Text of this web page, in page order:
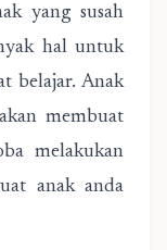
yang susah
hal untuk
belajar. Anak
membuat
melakukan
anak anda